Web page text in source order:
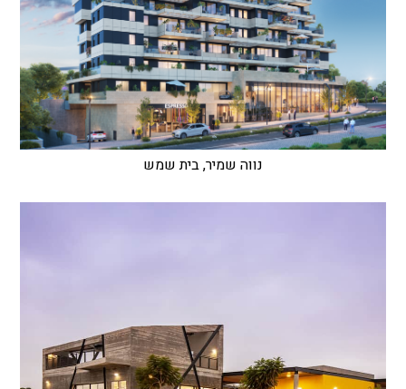
נווה שמיר, בית שמש